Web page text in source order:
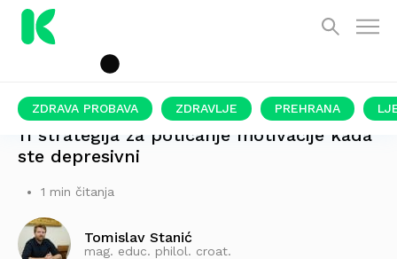
ZDRAVA PROBAVA ZDRAVLJE PREHRANA
11 strategija za poticanje motivacije kada
ste depresivni
1 min čitanja
Tomislav Stanić
mag. educ. philol. croat.